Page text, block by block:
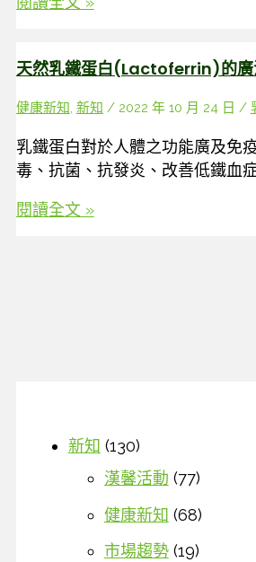
新知 (130)
漢馨活動 (77)
健康新知 (68)
市場趨勢(19)
鐵
白
(Lactoferrin)
的
抗
菌
天然乳鐵蛋白(Lactoferrin)的廣
健康新知, 新知 / 2022 年 10 月 24 日 /
乳鐵蛋白對於人體之功能廣及免
毒、抗菌、抗發炎、改善低鐵血
天
閱讀全文 »